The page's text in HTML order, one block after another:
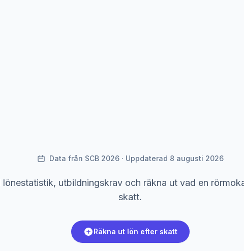
Data från SCB 2026 · Uppdaterad 8 augusti 2026
lönestatistik, utbildningskrav och räkna ut vad en
skatt.
Räkna ut lön efter skatt